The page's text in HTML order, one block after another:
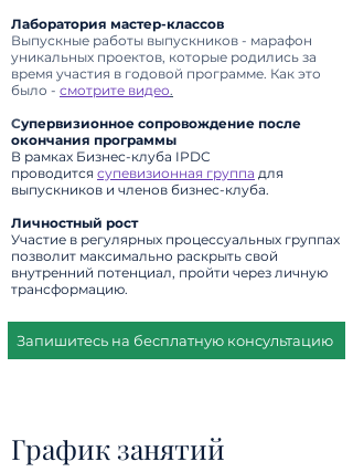
Лаборатория мастер-классов
Выпускные работы выпускников - марафон
уникальных проектов, которые родились за
время участия в годовой программе. Как это
было - смотрите видео.
Супервизионное сопровождение после
окончания программы
В рамках Бизнес-клуба IPDC
проводится супевизионная группа для
выпускников и членов бизнес-клуба.
Личностный рост
Участие в регулярных процессуальных группах
позволит максимально раскрыть свой
внутренний потенциал, пройти через личную
трансформацию.
Запишитесь на бесплатную консультацию
График занятий